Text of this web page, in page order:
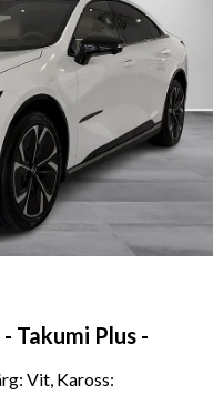
Takumi Plus -
Vit, Kaross: